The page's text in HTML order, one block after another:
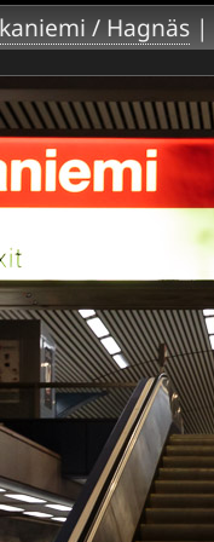
/ Hagnäs|